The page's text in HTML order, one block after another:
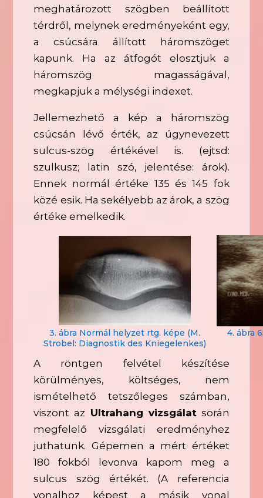
meghatározott szögben beállított
térdről, melynek eredményeként egy,
a csúcsára állított háromszöget
kapunk. Ha az átfogót elosztjuk a
háromszög magasságával,
megkapjuk a mélységi indexet.
Jellemezhető a kép a háromszög
csúcsán lévő érték, az úgynevezett
sulcus-szög értékével is. (ejtsd:
szulkusz; latin szó, jelentése: árok).
Ennek normál értéke 135 és 145 fok
közé esik. Ha sekélyebb az árok, a szög
értéke emelkedik.
3. ábra Normál helyzet rtg. képe (M.
Strobel: Diagnostik des Kniegelenkes)
4. ábra
A röntgen felvétel készítése
körülményes, költséges, nem
ismételhető tetszőleges számban,
viszont az Ultrahang vizsgálatsorán
megfelelő vizsgálati eredményhez
juthatunk. Gépemen a mért értéket
180 fokból levonva kapom meg a
sulcus szög értékét. (A referencia
vonalhoz képest a másik vonal